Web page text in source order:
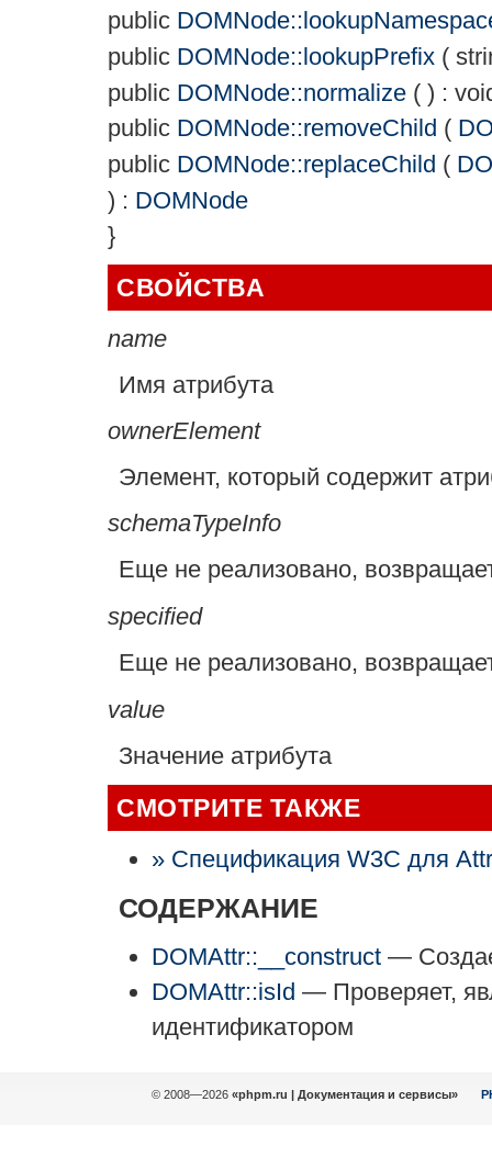
public
public DOMNode::lookupPrefix (
public DOMNode::normalize ( ) :
public DOMNode::removeChild (
public DOMNode::replaceChild (
) : DOMNode
}
СВОЙСТВА
name
Имя атрибута
ownerElement
Элемент, который содержит
schemaTypeInfo
Еще не реализовано,
specified
Еще не реализовано,
value
Значение атрибута
СМОТРИТЕ ТАКЖЕ
» Спецификация W3C для Attr
СОДЕРЖАНИЕ
DOMAttr::__construct —
DOMAttr::isId — Проверяет,
идентификатором
© 2008—2026 «phpm.ru | Документация и сервисы»